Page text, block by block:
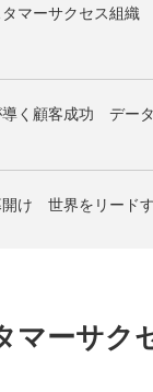
マーサクセス組織
導く顧客成功 デー
け 世界をリード
マーサク